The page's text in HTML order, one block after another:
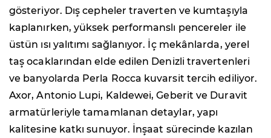
gösteriyor. Dış cepheler traverten ve kumtaşıyla
kaplanırken, yüksek performanslı pencereler ile
üstün ısı yalıtımı sağlanıyor. İç mekânlarda, yerel
taş ocaklarından elde edilen Denizli travertenleri
ve banyolarda Perla Rocca kuvarsit tercih ediliyor.
Axor, Antonio Lupi, Kaldewei, Geberit ve Duravit
armatürleriyle tamamlanan detaylar, yapı
kalitesine katkı sunuyor. İnşaat sürecinde kazılan